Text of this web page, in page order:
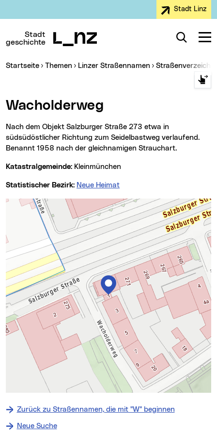
Stadt Linz
Stadt
geschichte
Suche
Sie sind hier:
Startseite Themen Linzer Straßennamen
Wacholderweg
Nach dem Objekt Salzburger Straße 273 etwa in
südsüdöstlicher Richtung zum Seidelbastweg verlaufend.
Benannt 1958 nach der gleichnamigen Strauchart.
Katastralgemeinde: Kleinmünchen
Statistischer Bezirk: Neue Heimat
Karte überspringen
⇧ Zurück zu Straßennamen, die mit "W" beginnen
Neue Suche